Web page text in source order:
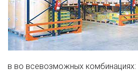
в во всевозможных комбинациях: